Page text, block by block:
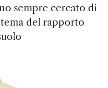
sempre cercato di
del rapporto